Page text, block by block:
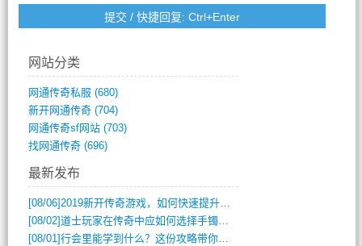
网站分类
网通传奇私服 (680)
新开网通传奇(704)
网通传奇sf网站(703)
找网通传奇(696)
最新发布
[08/06]2019新开传奇游戏，如何快速提升角色等级？
[08/02]道士玩家在传奇中应如何选择手镯装备？
[08/01]行会里能学到什么？这份攻略带你全掌握